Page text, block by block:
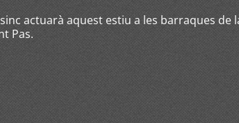
actuarà aquest estiu a les barraques de
Pas.